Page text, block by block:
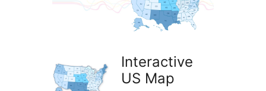
Interactive
US Map